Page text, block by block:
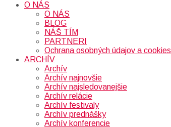
O NÁS
O NÁS
BLOG
NÁŠ TÍM
PARTNERI
Ochrana osobných údajov a cookies
ARCHÍV
Archív
Archív najnovšie
Archív najsledovanejšie
Archív relácie
Archív festivaly
Archív prednášky
Archív konferencie